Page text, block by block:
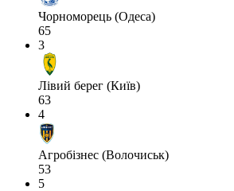
Чорноморець (Одеса)
65
3
Лівий берег (Київ)
63
4
Агробізнес (Волочиськ)
53
5